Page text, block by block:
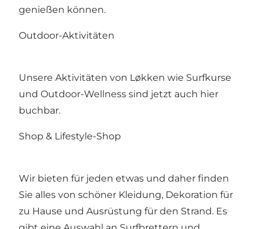
genießen können.
Outdoor-Aktivitäten
Unsere Aktivitäten von Løkken wie Surfkurse
und Outdoor-Wellness sind jetzt auch hier
buchbar.
Shop & Lifestyle-Shop
Wir bieten für jeden etwas und daher finden
Sie alles von schöner Kleidung, Dekoration für
zu Hause und Ausrüstung für den Strand. Es